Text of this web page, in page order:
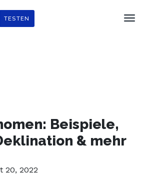
und hol dir
Penguin Readers
TESTEN
Beispiele,
& mehr
20, 2022